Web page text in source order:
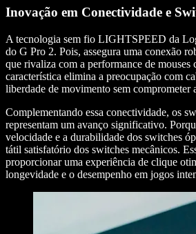
Inovação em Conectividade e
A tecnologia sem fio LIGHTSPEED da
do G Pro 2. Pois, assegura uma conexão
que rivaliza com a performance de mouses
característica elimina a preocupação com
liberdade de movimento sem comprometer
Complementando essa conectividade, os
representam um avanço significativo.
velocidade e a durabilidade dos switches
tátil satisfatório dos switches mecânicos.
proporcionar uma experiência de clique
longevidade e o desempenho em jogos